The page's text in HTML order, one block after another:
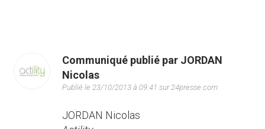
Communiqué publié par JORDAN
Nicolas
Publié le 23/10/2013 à 09:41 sur 24presse.com
JORDAN Nicolas